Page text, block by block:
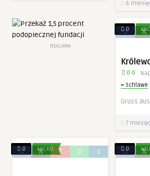
6
REKLAMA
0
0.0
= Schlawe
Gruss
7
0 ŁĄCKO 0